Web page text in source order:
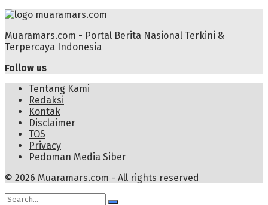
Muaramars.com - Portal Berita Nasional Terkini &
Terpercaya Indonesia
Follow us
Tentang Kami
Redaksi
Kontak
Disclaimer
TOS
Privacy
Pedoman Media Siber
© 2026 Muaramars.com - All rights reserved